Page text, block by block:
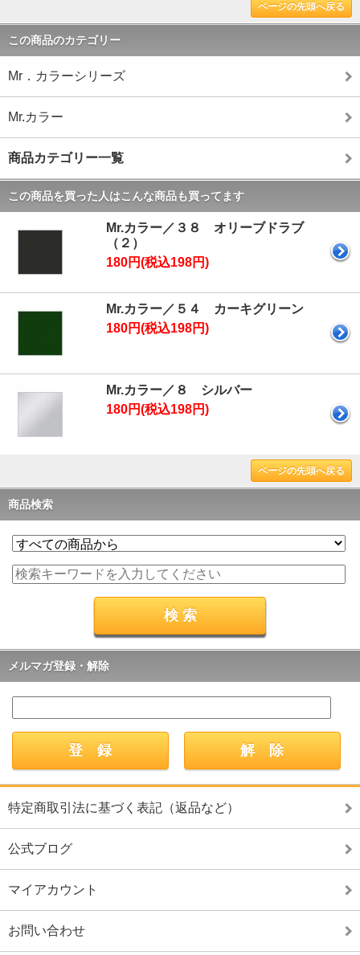
ページの先頭へ戻る
この商品のカテゴリー
Mr．カラーシリーズ
Mr.カラー
商品カテゴリー一覧
この商品を買った人はこんな商品も買ってます
Mr.カラー／３８ オリーブドラブ
（２）
180円(税込198円)
Mr.カラー／５４ カーキグリーン
180円(税込198円)
Mr.カラー／８ シルバー
180円(税込198円)
ページの先頭へ戻る
商品検索
メルマガ登録・解除
特定商取引法に基づく表記（返品など）
公式ブログ
マイアカウント
お問い合わせ